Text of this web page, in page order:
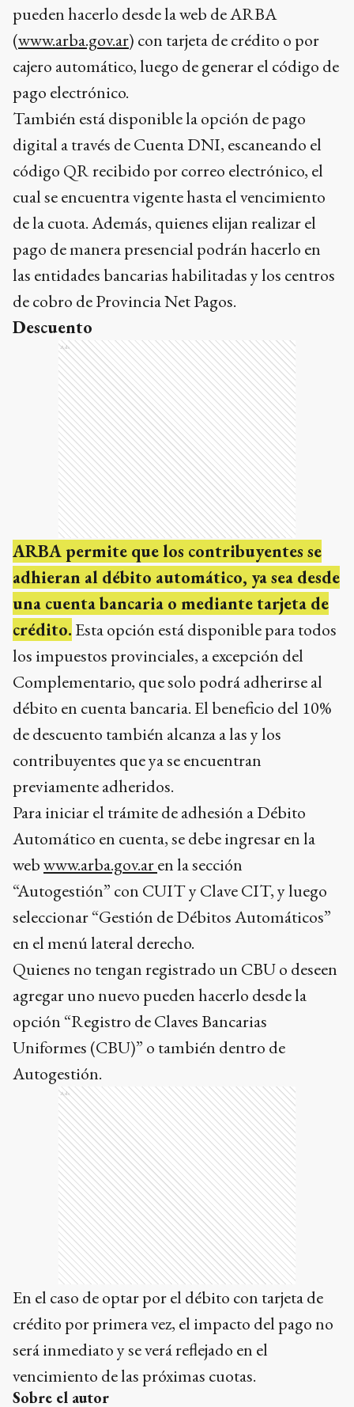
pueden hacerlo desde la web de ARBA
(www.arba.gov.ar) con tarjeta de crédito o por
cajero automático, luego de generar el código de
pago electrónico.
También está disponible la opción de pago
digital a través de Cuenta DNI, escaneando el
código QR recibido por correo electrónico, el
cual se encuentra vigente hasta el vencimiento
de la cuota. Además, quienes elijan realizar el
pago de manera presencial podrán hacerlo en
las entidades bancarias habilitadas y los centros
de cobro de Provincia Net Pagos.
Descuento
Ads
ARBA permite que los contribuyentes se
adhieran al débito automático, ya sea desde
una cuenta bancaria o mediante tarjeta de
crédito.Esta opción está disponible para todos
los impuestos provinciales, a excepción del
Complementario, que solo podrá adherirse al
débito en cuenta bancaria. El beneficio del 10%
de descuento también alcanza a las y los
contribuyentes que ya se encuentran
previamente adheridos.
Para iniciar el trámite de adhesión a Débito
Automático en cuenta, se debe ingresar en la
webwww.arba.gov.aren la sección
“Autogestión” con CUIT y Clave CIT, y luego
seleccionar “Gestión de Débitos Automáticos”
en el menú lateral derecho.
Quienes no tengan registrado un CBU o deseen
agregar uno nuevo pueden hacerlo desde la
opción “Registro de Claves Bancarias
Uniformes (CBU)” o también dentro de
Autogestión.
Ads
En el caso de optar por el débito con tarjeta de
crédito por primera vez, el impacto del pago no
será inmediato y se verá reflejado en el
vencimiento de las próximas cuotas.
Sobre el autor